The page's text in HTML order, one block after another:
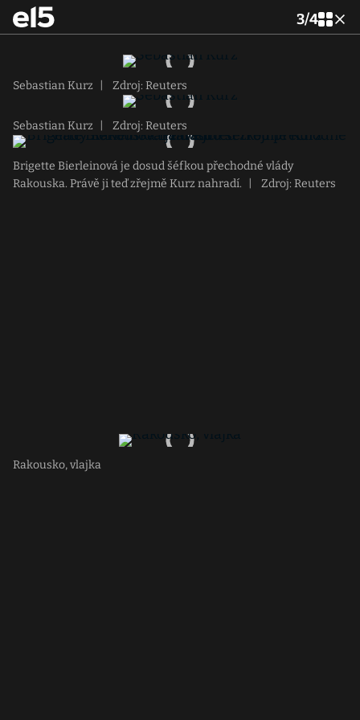
3/4
Sebastian Kurz Zdroj: Reuters
Sebastian Kurz Zdroj: Reuters
Brigette Bierleinová je dosud šéfkou přechodné vlády
Rakouska. Právě ji teď zřejmě Kurz nahradí.
Zdroj: Reuters
Rakousko, vlajka